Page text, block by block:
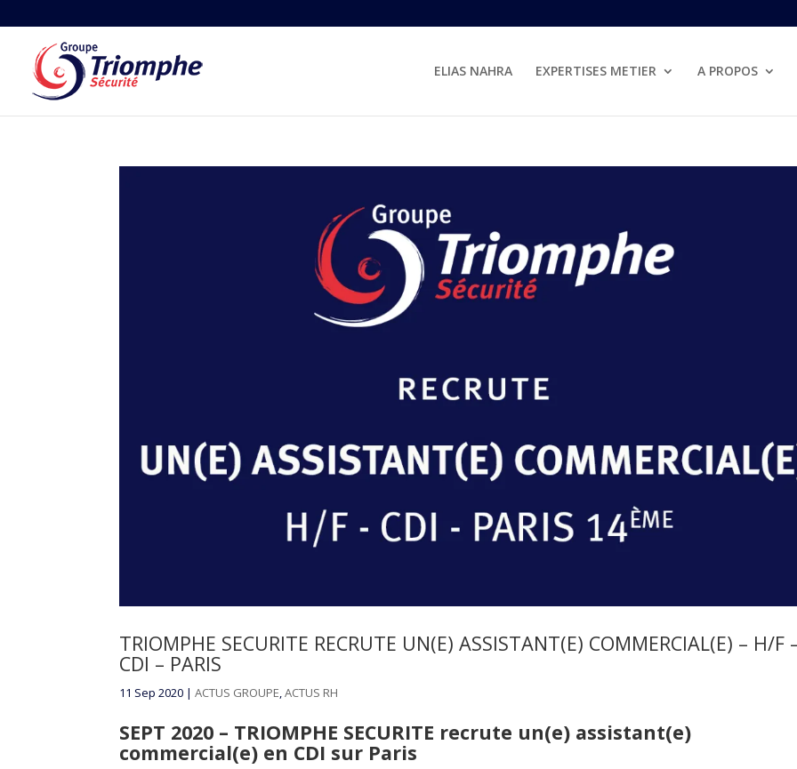
ELIAS NAHRA EXPERTISES METIER A PROPOS
TRIOMPHE SECURITE RECRUTE UN(E) ASSISTANT(E) COMMERCIAL(E) – H/F
CDI – PARIS
11 Sep 2020 |ACTUS GROUPE,ACTUS RH
SEPT 2020 – TRIOMPHE SECURITE recrute un(e) assistant(e)
commercial(e) en CDI sur Paris